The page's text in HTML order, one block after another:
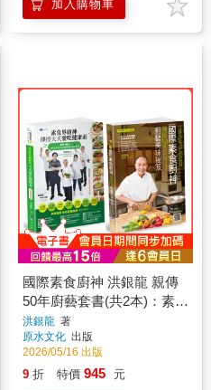
加入購物車
國際素食廚神 洪銀龍 親傳
50年廚藝套書(共2本)：素食
界廚神傳授天天愛吃健康素
+國際素食廚神傳授50年廚
藝美味祕笈
洪銀龍 著
原水文化 出版
2026/05/16 出版
9 折 特價 945 元